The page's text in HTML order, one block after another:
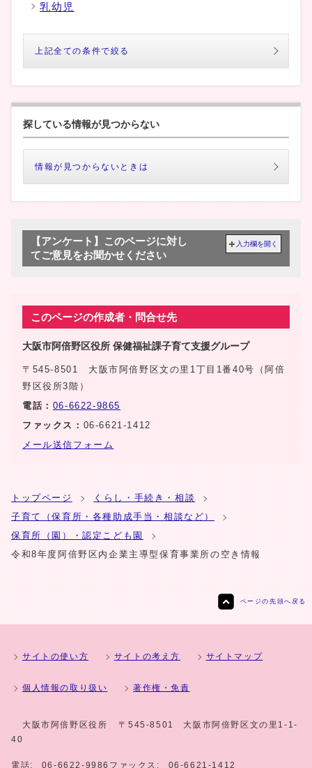
乳幼児
上記全ての条件で絞る
探している情報が見つからない
情報が見つからないときは
【アンケート】このページに対し
てご意見をお聞かせください
入力欄を開く
このページの作成者・問合せ先
大阪市阿倍野区役所 保健福祉課子育て支援グループ
〒545-8501 大阪市阿倍野区文の里1丁目1番40号（阿倍
野区役所3階）
電話： 06-6622-9865
ファックス： 06-6621-1412
メール送信フォーム
トップページ
くらし・手続き・相談
子育て（保育所・各種助成手当・相談など）
保育所（園）・認定こども園
令和8年度阿倍野区内企業主導型保育事業所の空き情報
ページの先頭へ戻る
サイトの使い方 サイトの考え方 サイトマップ
個人情報の取り扱い 著作権・免責
大阪市阿倍野区役所
〒545-8501 大阪市阿倍野区文の里1-1-
40
電話: 06-6622-9986 ファックス: 06-6621-1412